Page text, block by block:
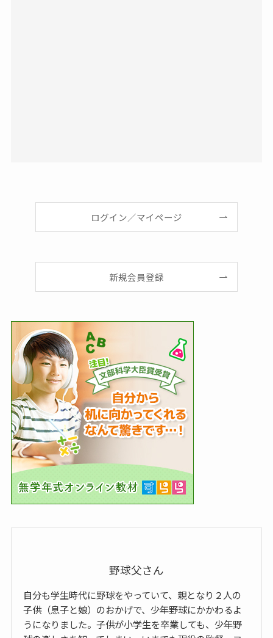
ログイン／マイページ
新規会員登録
野球父さん
自分も学生時代に野球をやっていて、親となり２人の
子供（息子と娘）のおかげで、少年野球にかかわるよ
うになりました。子供が小学生を卒業しても、少年野